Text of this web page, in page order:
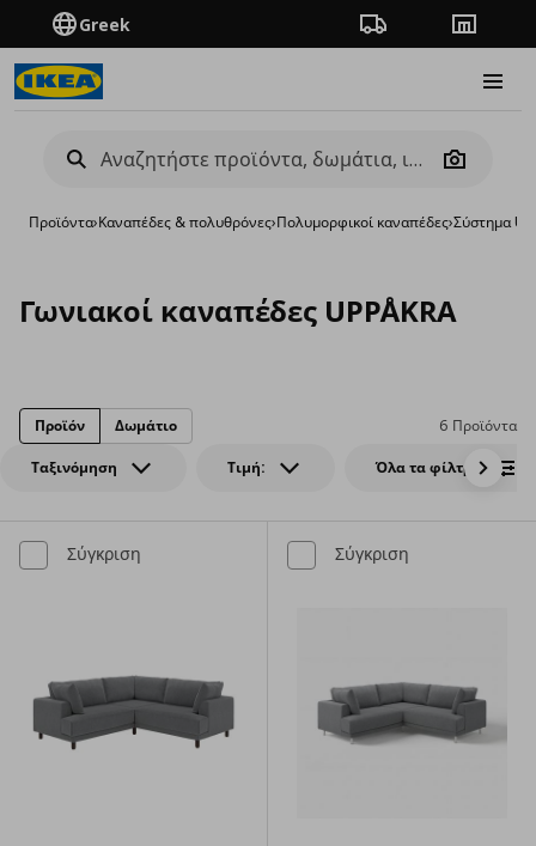
Greek Πορεία παραγγελίας
Camera
Προϊόντα›Καναπέδες & πολυθρόνες›Πολυμορφικοί καναπέδες›Σύστημα
Γωνιακοί καναπέδες UPPÅKRA
Ταξινόμηση Τιμή: Όλα τα φίλτρα
6 Προϊόντα
Προϊόν Δωμάτιο
Σύγκριση Σύγκριση